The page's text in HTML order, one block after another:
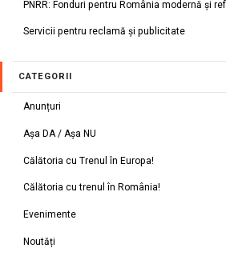
PNRR: Fonduri pentru România modernă și
Servicii pentru reclamă și publicitate
CATEGORII
Anunțuri
Așa DA / Așa NU
Călătoria cu Trenul în Europa!
Călătoria cu trenul în România!
Evenimente
Noutăți